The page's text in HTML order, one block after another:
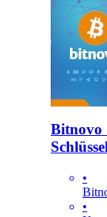
Bitnovo
•
•